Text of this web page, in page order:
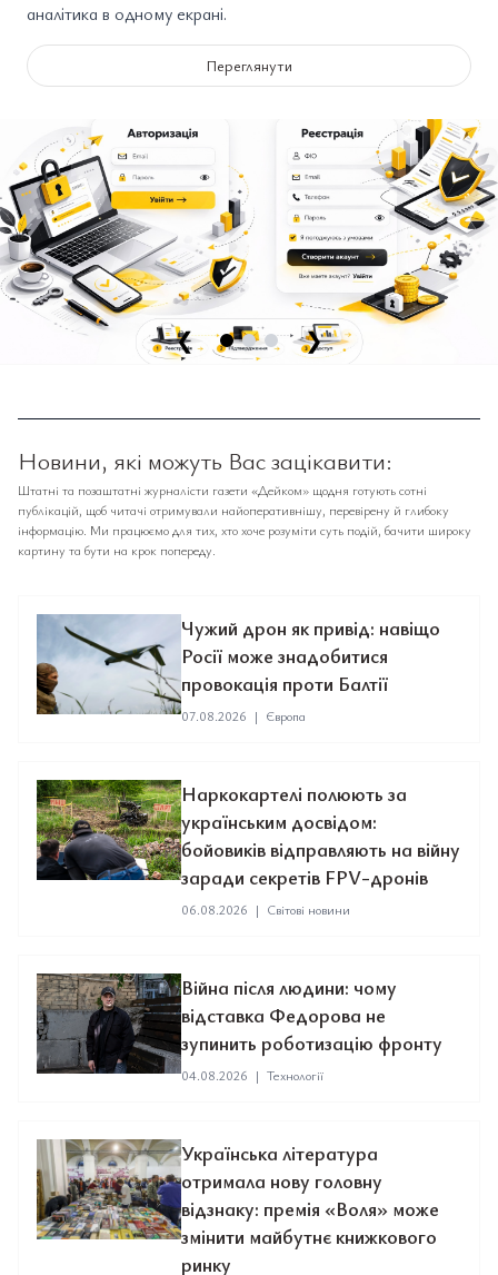
аналітика в одному екрані.
Переглянути
❮ ❯
Новини, які можуть Вас зацікавити:
Штатні та позаштатні журналісти газети «Дейком» щодня готують сотні
публікацій, щоб читачі отримували найоперативнішу, перевірену й глибоку
інформацію. Ми працюємо для тих, хто хоче розуміти суть подій, бачити широку
картину та бути на крок попереду.
Чужий дрон як привід: навіщо
Росії може знадобитися
провокація проти Балтії
07.08.2026 | Європа
Наркокартелі полюють за
українським досвідом:
бойовиків відправляють на війну
заради секретів FPV-дронів
06.08.2026 | Світові новини
Війна після людини: чому
відставка Федорова не
зупинить роботизацію фронту
04.08.2026 | Технології
Українська література
отримала нову головну
відзнаку: премія «Воля» може
змінити майбутнє книжкового
ринку